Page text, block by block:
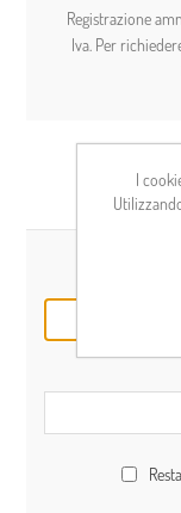
Registrazione
Iva. Per
I